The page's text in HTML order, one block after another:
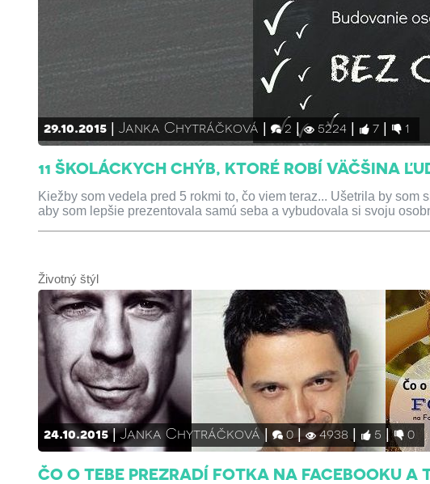
29.10.2015 Janka Chytráčková 2 5224 7 1
11 ŠKOLÁCKYCH CHÝB, KTORÉ ROBÍ VÄČŠINA
Kiežby som vedela pred 5 rokmi to, čo viem teraz... Ušetrila by
aby som lepšie prezentovala samú seba a vybudovala si svoju
Životný štýl
24.10.2015 Janka Chytráčková 0 4938 5 0
ČO O TEBE PREZRADÍ FOTKA NA FACEBOOKU A